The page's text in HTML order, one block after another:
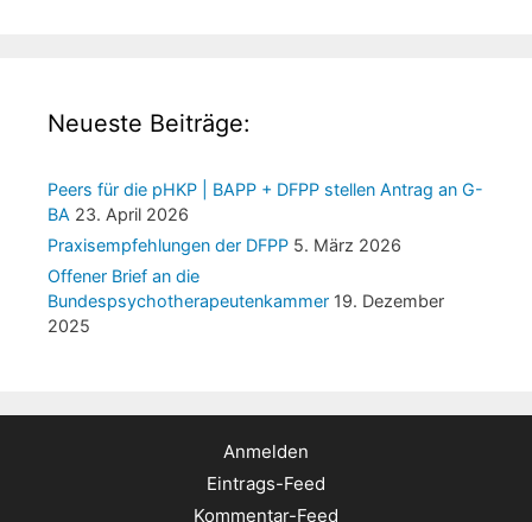
Neueste Beiträge:
Peers für die pHKP | BAPP + DFPP stellen Antrag an G-
BA 23. April 2026
Praxisempfehlungen der DFPP 5. März 2026
Offener Brief an die
Bundespsychotherapeutenkammer 19. Dezember
2025
Anmelden
Eintrags-Feed
Kommentar-Feed